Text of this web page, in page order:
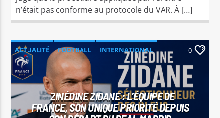
n’était pas conforme au protocole du VAR. À […]
ACTUALITÉ FOOTBALL
INTERNATIONAL
SPORT
0
ZINÉDINE ZIDANE : L’ÉQUIPE DE
FRANCE, SON UNIQUE PRIORITÉ DEPUIS